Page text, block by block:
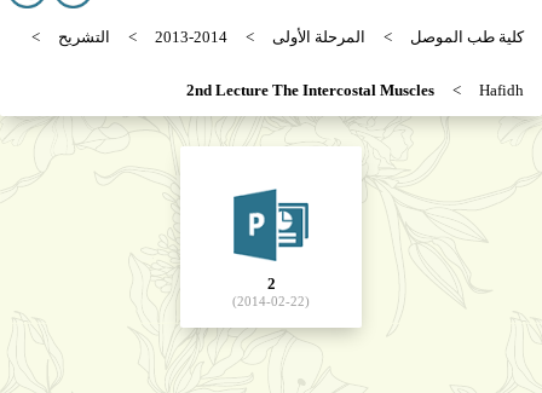
كلية طب الموصل المرحلة الأولى 2013-2014 التشريح
Hafidh
2nd Lecture The Intercostal Muscles
2
(2014-02-22)